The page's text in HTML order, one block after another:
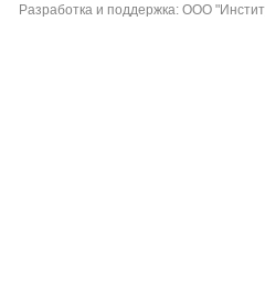
Разработка и поддержка: ООО